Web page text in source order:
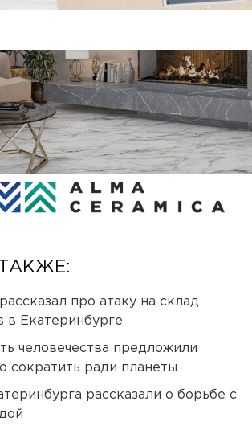
про атаку на склад
в Екатеринбурге
человечества предложили
сократить ради планеты
рассказали о борьбе с